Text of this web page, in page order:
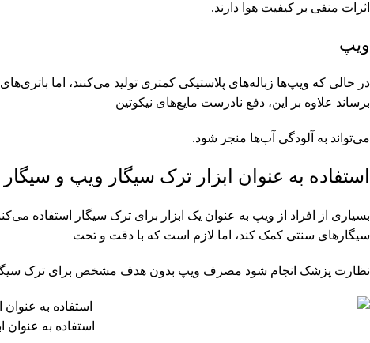
اثرات منفی بر کیفیت هوا دارند.
ویپ
در حالی که ویپ‌ها زباله‌های پلاستیکی کمتری تولید می‌کنند، اما
برساند علاوه بر این، دفع نادرست مایع‌های نیکوتین
می‌تواند به آلودگی آب‌ها منجر شود.
استفاده به عنوان ابزار ترک سیگار ویپ و
بسیاری از افراد از ویپ به عنوان یک ابزار برای ترک سیگار استفاده
سیگارهای سنتی کمک کند، اما لازم است که با دقت و تحت
نظارت پزشک انجام شود مصرف ویپ بدون هدف مشخص برای ترک
استفاده به